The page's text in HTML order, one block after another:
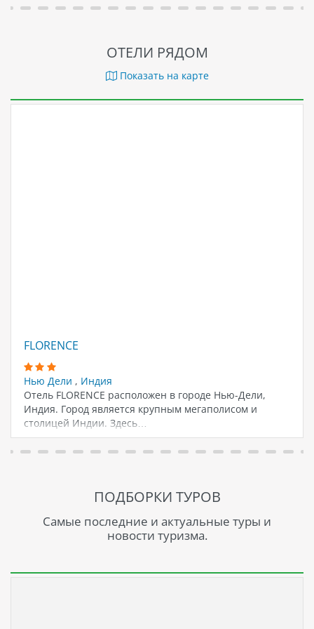
ОТЕЛИ РЯДОМ
Показать на карте
FLORENCE
Нью Дели , Индия
Отель FLORENCE расположен в городе Нью-Дели,
Индия. Город является крупным мегаполисом и
столицей Индии. Здесь…
ПОДБОРКИ ТУРОВ
Самые последние и актуальные туры и
новости туризма.